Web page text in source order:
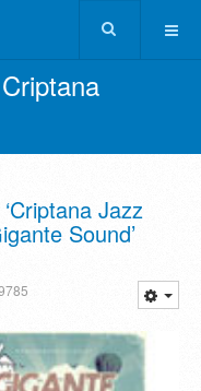
Jazz
Sound’